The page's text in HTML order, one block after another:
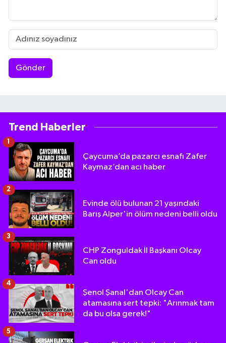
Gönder
Trend Haberler
Çaycuma’da pazarcı esnafı Zafer
Kaymaz’dan acı haber
Evinde ölü bulunan 21 yaşındaki
Barış Alper'in ölüm nedeni belli oldu
2
CHP Zonguldak İl Başkanı Olcay
Can oldu
3
Şenol Şanal'dan Olcay Can
atamasına sert tepki: "Arınmak tam
da bu olsa gerek!"
4
5